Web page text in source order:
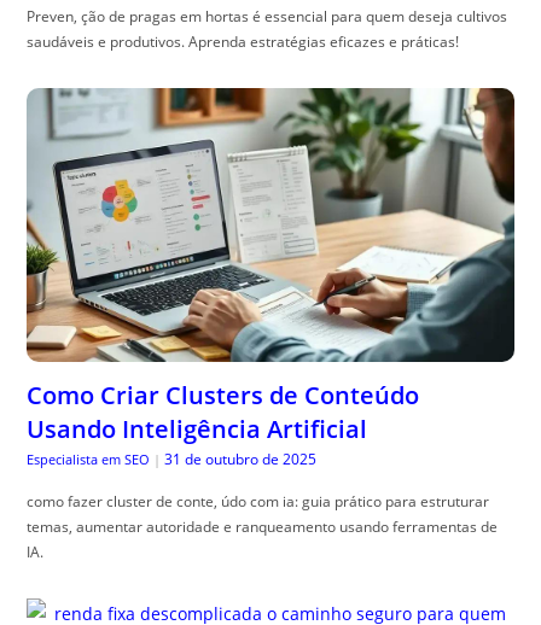
Preven, ção de pragas em hortas é essencial para quem deseja cultivos
saudáveis e produtivos. Aprenda estratégias eficazes e práticas!
Como Criar Clusters de Conteúdo
Usando Inteligência Artificial
Especialista em SEO | 31 de outubro de 2025
como fazer cluster de conte, údo com ia: guia prático para estruturar
temas, aumentar autoridade e ranqueamento usando ferramentas de
IA.